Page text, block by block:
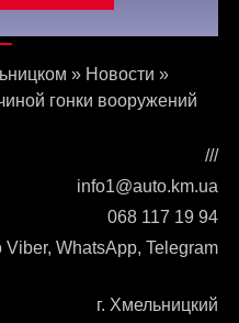
» Новости »
гонки вооружений
///
info1@auto.km.ua
068 117 19 94
Viber, WhatsApp, Telegram
г. Хмельницкий